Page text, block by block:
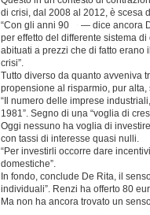
di crisi, dal 2008 al 2012, è scesa
“Con gli anni 90 — dice ancora
per effetto del differente sistema
abituati a prezzi che di fatto
crisi”.
Tutto diverso da quanto avveniva
propensione al risparmio, pur
“Il numero delle imprese
1981”. Segno di una “voglia di
Oggi nessuno ha voglia di
con tassi di interesse quasi nulli.
“Per investirli occorre dare
domestiche”.
In fondo, conclude De Rita, il
individuali”. Renzi ha offerto 80
Ma non ha ancora trovato un